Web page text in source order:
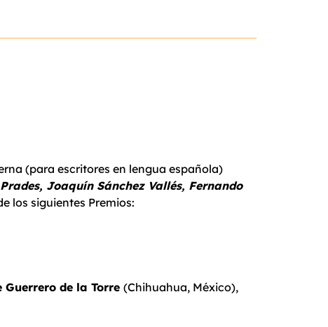
(para escritores en lengua española)
Joaquín Sánchez Vallés, Fernando
los siguientes Premios:
Guerrero de la Torre (Chihuahua, México),